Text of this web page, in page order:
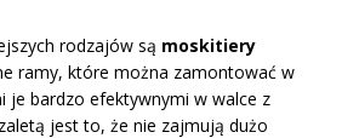
rodzajów są moskitiery
ramy, które można zamontować w
je bardzo efektywnymi w walce z
jest to, że nie zajmują dużo